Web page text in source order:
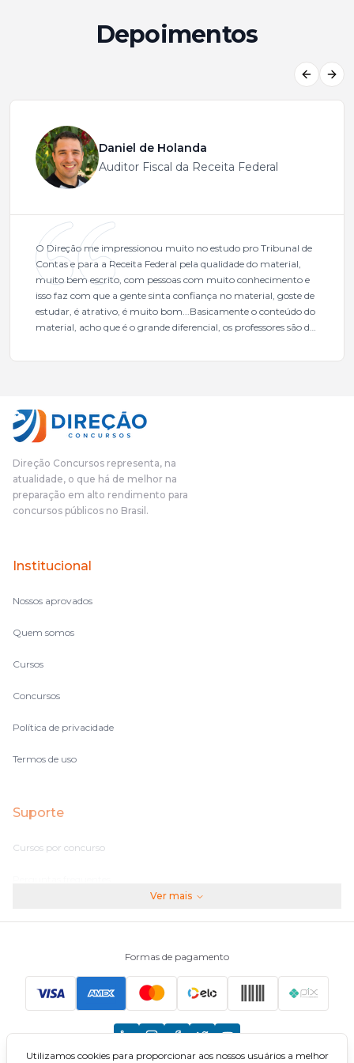
Depoimentos
Daniel de Holanda
Auditor Fiscal da Receita Federal
O Direção me impressionou muito no estudo pro Tribunal de
Contas e para a Receita Federal pela qualidade do material,
muito bem escrito, com pessoas com muito conhecimento e
isso faz com que a gente sinta confiança no material, goste de
estudar, é atrativo, é muito bom...Basicamente o conteúdo do
material, acho que é o grande diferencial, os professores são de
mais excelentes cargos da administração pública.Eu sempre
fundamental na minha derrota no ano passado para que eu
pudesse enxergar o que eu errei e corrigir minha rota.E além
das aulas vocês(Direção Concursos), que fizeram um
o aluno, além de ter que estudar, ele tem que perder tempo
fazendo um cronograma, num pós- edital é muito
complicado, é uma avalanche de informação, então vocês
terem feito isso é muito bacana, porque quando eu me sentia
no volume de matérias.
Direção Concursos representa, na
atualidade, o que há de melhor na
preparação em alto rendimento para
concursos públicos no Brasil.
Institucional
Nossos aprovados
Quem somos
Cursos
Concursos
Política de privacidade
Termos de uso
Suporte
Cursos por concurso
Principais Concursos
CNU
Ver mais
Formas de pagamento
Utilizamos cookies para proporcionar aos nossos usuários a melhor